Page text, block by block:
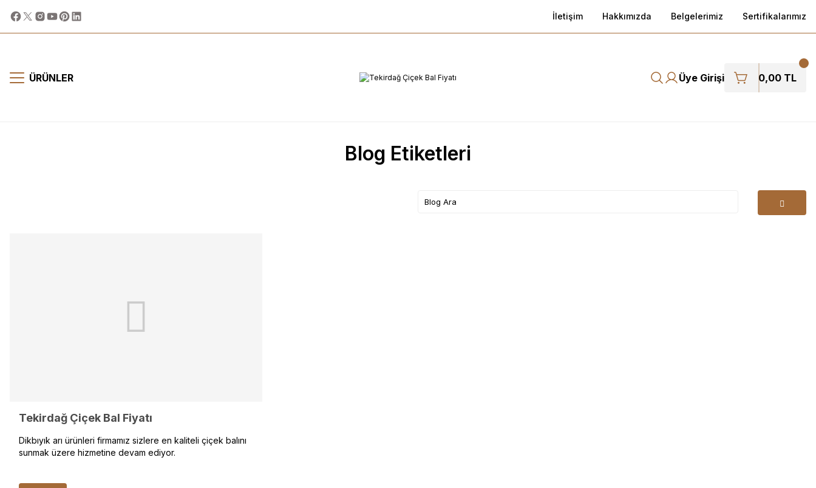
İletişim Hakkımızda Belgelerimiz Sertifikalarımız
ÜRÜNLER Üye Girişi 0,00 TL
Blog Etiketleri
Tekirdağ Çiçek Bal Fiyatı
Dikbıyık arı ürünleri firmamız sizlere en kaliteli çiçek balını
sunmak üzere hizmetine devam ediyor.